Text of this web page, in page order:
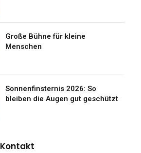
Große Bühne für kleine
Menschen
Sonnenfinsternis 2026: So
bleiben die Augen gut geschützt
Kontakt